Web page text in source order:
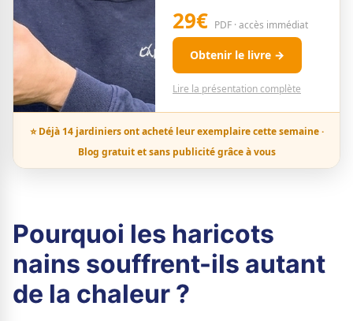
29€ PDF · accès immédiat
Obtenir le livre →
Lire la présentation complète
⭐ Déjà 14 jardiniers ont acheté leur exemplaire cette semaine ·
Blog gratuit et sans publicité grâce à vous
Pourquoi les haricots
nains souffrent-ils autant
de la chaleur ?